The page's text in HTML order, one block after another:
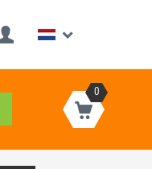
0